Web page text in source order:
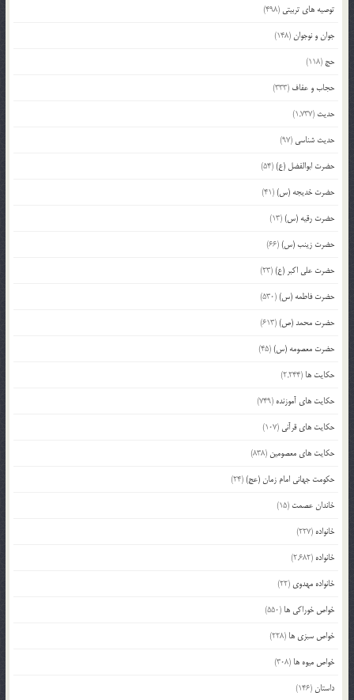
توصیه های تربیتی (498)
جوان و نوجوان(148)
حج (118)
حجاب و عفاف (333)
حدیث (1,737)
حدیث شناسی (97)
حضرت ابوالفضل (ع)(54)
حضرت خدیجه (س)(41)
حضرت رقیه (س)(13)
حضرت زینب (س)(66)
حضرت علی اکبر (ع)(23)
حضرت فاطمه (س)(530)
حضرت محمد (ص)(613)
حضرت معصومه (س)(45)
حکایت ها (2,244)
حکایت های آموزنده (749)
حکایت های قرآنی (107)
حکایت های معصومین (838)
حکومت جهانی امام زمان (عج)(24)
خاندان عصمت (15)
خانواده (227)
خانواده (2,682)
خانواده مهدوی (22)
خواص خوراکی ها (550)
خواص سبزی ها (228)
خواص میوه ها (308)
داستان(146)